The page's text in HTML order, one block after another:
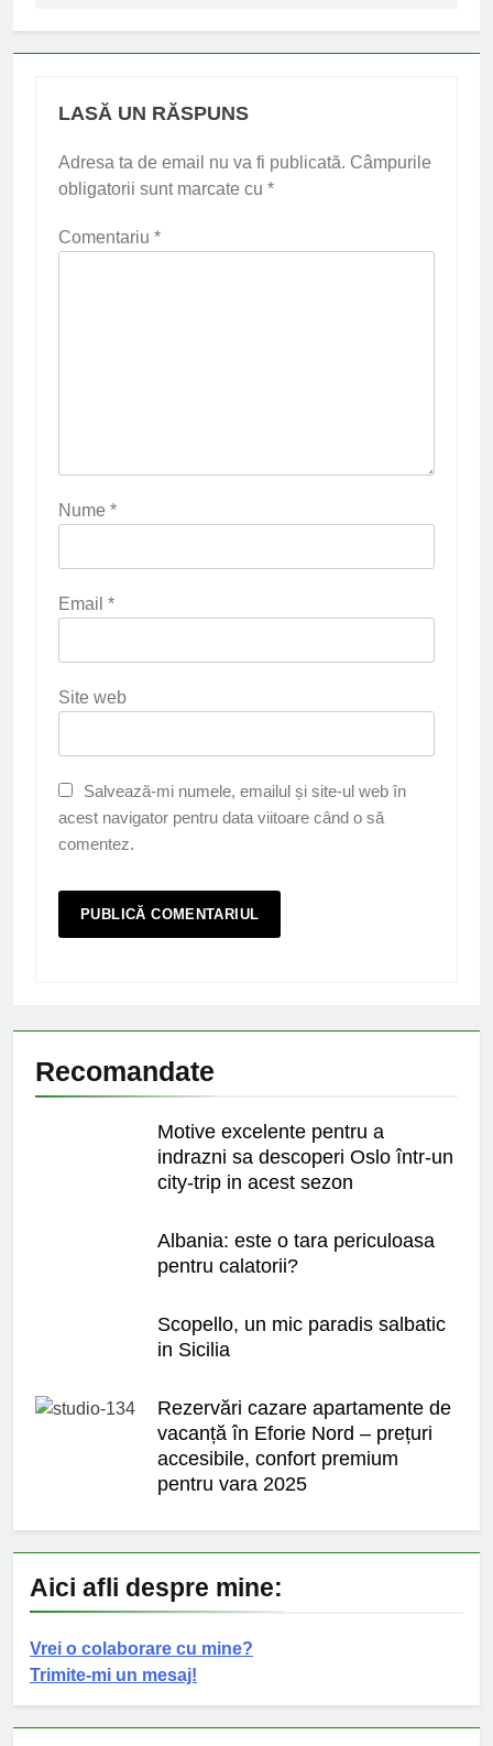
LASĂ UN RĂSPUNS
Adresa ta de email nu va fi publicată. Câmpurile
obligatorii sunt marcate cu *
Comentariu *
Nume *
Email *
Site web
Salvează-mi numele, emailul și site-ul web în
acest navigator pentru data viitoare când o să
comentez.
Recomandate
Motive excelente pentru a
indrazni sa descoperi Oslo într-un
city-trip in acest sezon
Albania: este o tara periculoasa
pentru calatorii?
Scopello, un mic paradis salbatic
in Sicilia
Rezervări cazare apartamente de
vacanță în Eforie Nord – prețuri
accesibile, confort premium
pentru vara 2025
Aici afli despre mine:
Vrei o colaborare cu mine?
Trimite-mi un mesaj!